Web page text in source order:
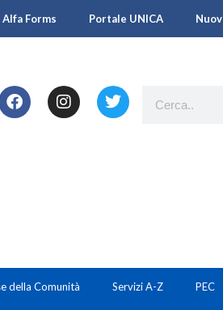
Alfa Forms Portale UNICA
della Comunità Servizi A-Z PEC